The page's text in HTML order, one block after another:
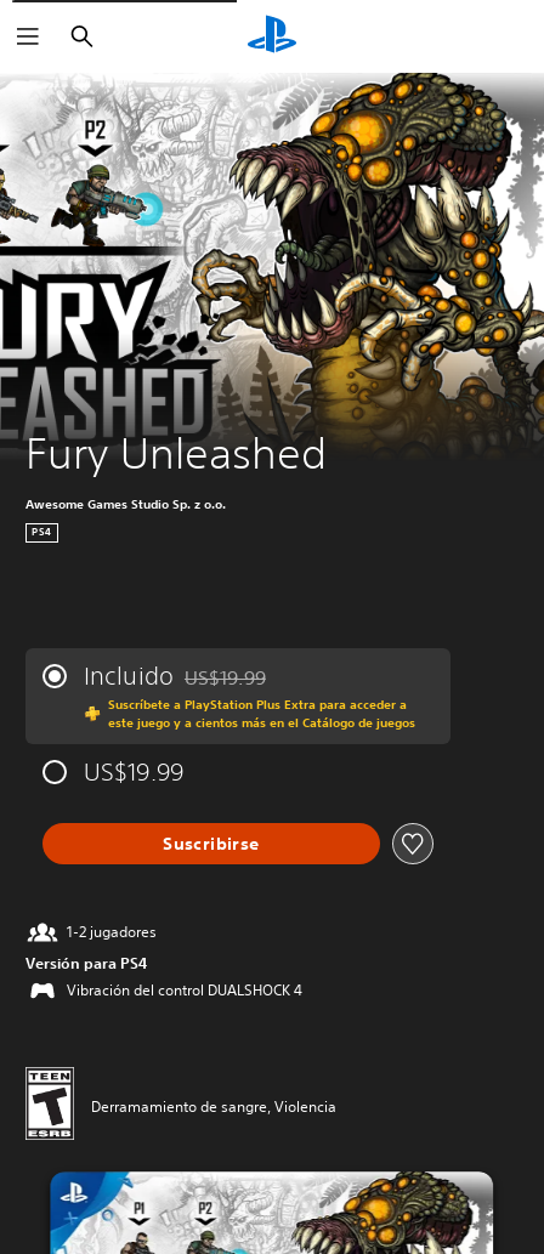
Buscar
Fury Unleashed
Awesome Games Studio Sp. z o.o.
PS4
Incluido Rebajado del precio original de US$19.99
US$19.99
Suscríbete a PlayStation Plus Extra para acceder a
este juego y a cientos más en el Catálogo de juegos
US$19.99
Suscribirse
1-2 jugadores
Versión para PS4
Vibración del control DUALSHOCK 4
Derramamiento de sangre, Violencia